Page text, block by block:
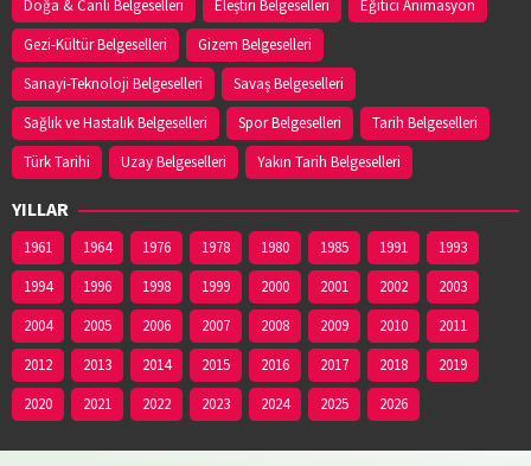
Doğa & Canlı Belgeselleri
Eleştiri Belgeselleri
Eğitici Animasyon
Gezi-Kültür Belgeselleri
Gizem Belgeselleri
Sanayi-Teknoloji Belgeselleri
Savaş Belgeselleri
Sağlık ve Hastalık Belgeselleri
Spor Belgeselleri
Tarih Belgeselleri
Türk Tarihi
Uzay Belgeselleri Yakın Tarih Belgeselleri
YILLAR
1961 1964 1976 1978 1980 1985 1991
1993
1994
1996 1998 1999 2000 2001 2002
2003
2004
2005 2006 2007 2008 2009 2010
2011
2012
2013 2014 2015 2016 2017 2018
2019
2020
2021 2022 2023 2024 2025 2026